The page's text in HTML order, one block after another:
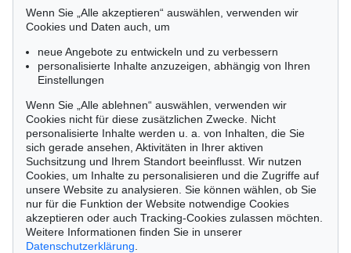
Auktion 556 - Lot 334
Hermann Nitsch
O.M. Theater (Box), 1973
Ergebnis:€ 12.500
Wenn Sie „Alle akzeptieren“ auswählen, verwenden wir
Cookies und Daten auch, um
neue Angebote zu entwickeln und zu verbessern
personalisierte Inhalte anzuzeigen, abhängig von Ihren
Einstellungen
Wenn Sie „Alle ablehnen“ auswählen, verwenden wir
Cookies nicht für diese zusätzlichen Zwecke. Nicht
personalisierte Inhalte werden u. a. von Inhalten, die Sie
sich gerade ansehen, Aktivitäten in Ihrer aktiven
Suchsitzung und Ihrem Standort beeinflusst. Wir nutzen
Cookies, um Inhalte zu personalisieren und die Zugriffe auf
unsere Website zu analysieren. Sie können wählen, ob Sie
nur für die Funktion der Website notwendige Cookies
akzeptieren oder auch Tracking-Cookies zulassen möchten.
Weitere Informationen finden Sie in unserer
Datenschutzerklärung